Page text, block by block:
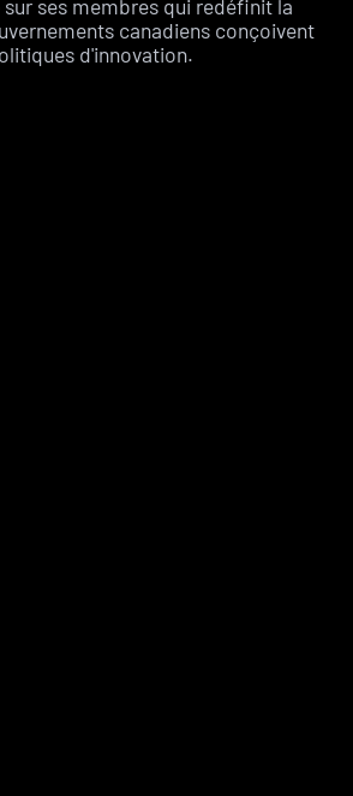
ses membres qui redéfinit la
canadiens conçoivent
d'innovation.